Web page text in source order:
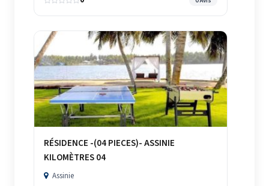
RÉSIDENCE -(04 PIECES)- ASSINIE
KILOMÈTRES 04
Assinie